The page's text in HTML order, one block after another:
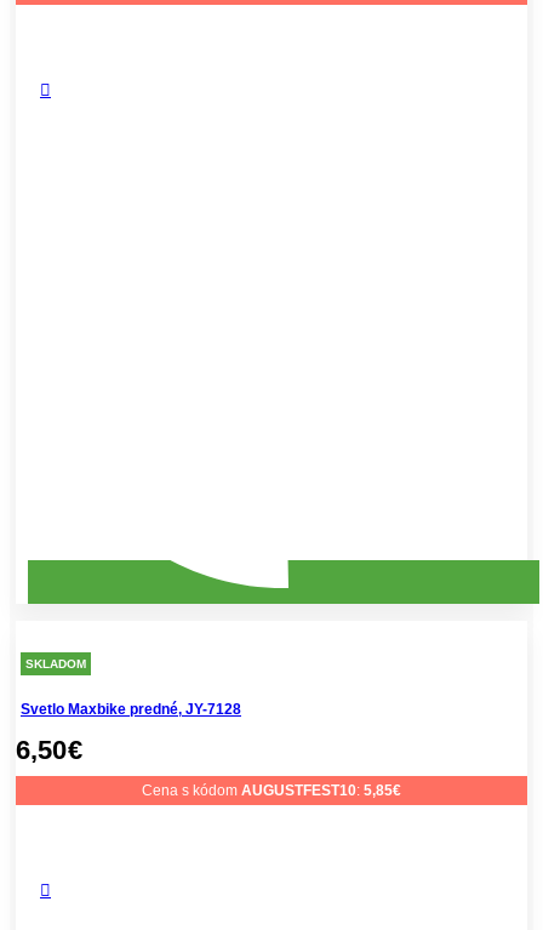
SKLADOM
Svetlo Maxbike predné, JY-7128
6,50€
Cena s kódom AUGUSTFEST10: 5,85€